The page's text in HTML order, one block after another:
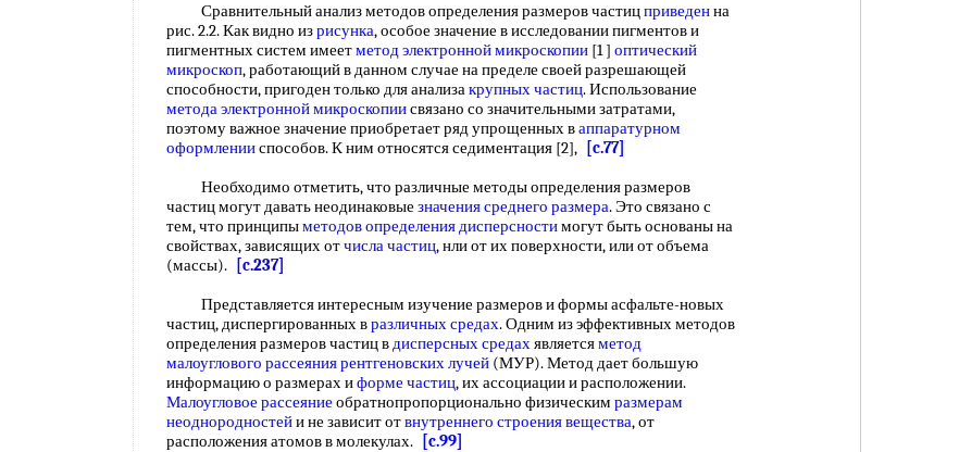
Сравнительный анализ методов определения размеров частицприведенна
рис. 2.2. Как видно изрисунка, особое значение в исследовании пигментов и
пигментных систем имеетметод электронной микроскопии [1 ] оптический
микроскоп, работающий в данном случае на пределе своей разрешающей
способности, пригоден только для анализакрупных частиц. Использование
метода электронной микроскопиисвязано со значительными затратами,
поэтому важное значение приобретает ряд упрощенных ваппаратурном
оформленииспособов. К ним относятся седиментация [2],
[c.77]
Необходимо отметить, что различные методы определения размеров
частиц могут давать неодинаковые значения среднего размера. Это связано с
тем, что принципыметодов определения дисперсностимогут быть основаны на
свойствах, зависящих отчисла частиц, нли от их поверхности, или от объема
(массы).
[c.237]
Представляется интересным изучение размеров и формы асфальте-новых
частиц, диспергированных вразличных средах. Одним из эффективных методов
определения размеров частиц вдисперсных средахявляетсяметод
малоуглового рассеяния рентгеновских лучей (МУР). Метод дает большую
информацию о размерах иформе частиц, их ассоциации и расположении.
Малоугловое рассеяние обратнопропорционально физическим размерам
неоднородностейи не зависит отвнутреннего строения вещества, от
расположения атомов в молекулах.
[c.99]